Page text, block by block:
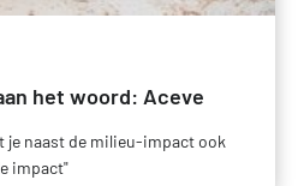
het woord: Aceve
je naast de milieu-impact ook
impact"